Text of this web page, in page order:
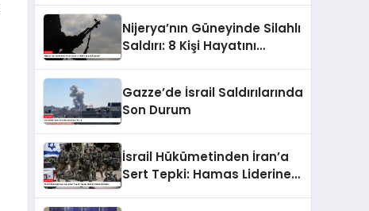
Nijerya’nın Güneyinde Silahlı
Saldırı: 8 Kişi Hayatını
Gazze’de İsrail Saldırılarında
Son Durum
İsrail Hükümetinden İran’a
Sert Tepki: Hamas Liderine